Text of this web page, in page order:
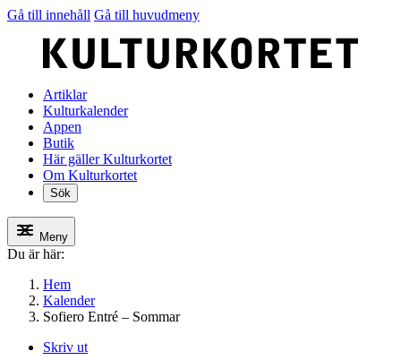
Gå till innehåll Gå till huvudmeny
Artiklar
Kulturkalender
Appen
Butik
Här gäller Kulturkortet
Om Kulturkortet
Sök
Meny
Du är här:
Hem
Kalender
Sofiero Entré – Sommar
Skriv ut